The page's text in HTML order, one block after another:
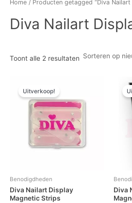
Home / Producten getagged “Diva Nailart
Diva Nailart
Toont alle 2 resultaten
Uitverkoop!
Benodigdheden
Diva Nailart Display
Magnetic Strips
prijs
was:
€ 12,04.
prijs
is:
€ 6,02.
Diva